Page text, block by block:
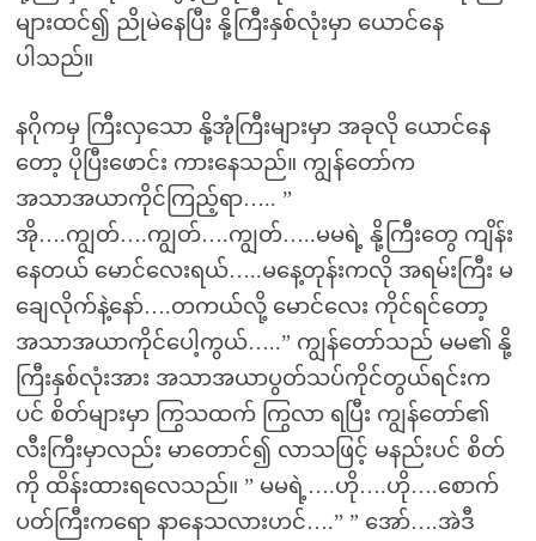
များထင်၍ ညိုမဲနေပြီး နို့ကြီးနှစ်လုံးမှာ ယောင်နေ
ပါသည်။
နဂိုကမှ ကြီးလှသော နို့အုံကြီးများမှာ အခုလို ယောင်နေ
တော့ ပိုပြီးဖောင်း ကားနေသည်။ ကျွန်တော်က
အသာအယာကိုင်ကြည့်ရာ….. ”
အို….ကျွတ်….ကျွတ်….ကျွတ်…..မမရဲ့ နို့ကြီးတွေ ကျိန်း
နေတယ် မောင်လေးရယ်…..မနေ့တုန်းကလို အရမ်းကြီး မ
ချေလိုက်နဲ့နော်….တကယ်လို့ မောင်လေး ကိုင်ရင်တော့
အသာအယာကိုင်ပေါ့ကွယ်…..” ကျွန်တော်သည် မမ၏ နို့
ကြီးနှစ်လုံးအား အသာအယာပွတ်သပ်ကိုင်တွယ်ရင်းက
ပင် စိတ်များမှာ ကြွသထက် ကြွလာ ရပြီး ကျွန်တော်၏
လီးကြီးမှာလည်း မာတောင်၍ လာသဖြင့် မနည်းပင် စိတ်
ကို ထိန်းထားရလေသည်။ ” မမရဲ့….ဟို….ဟို….စောက်
ပတ်ကြီးကရော နာနေသလားဟင်….” ” အော်….အဲဒီ